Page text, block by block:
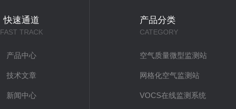
快速通道
FAST TRACK
产品中心
技术文章
新闻中心
产品分类
CATEGORY
空气质量微型监测站
网格化空气监测站
VOCS在线监测系统